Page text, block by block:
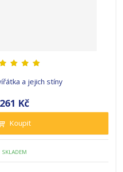
a jejich stíny
261 Kč
Koupit
SKLADEM